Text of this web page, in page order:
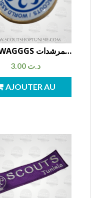
Pins WAGGGS شعار المنظمة العالمية للمرشدات
3.00 د.ت
AJOUTER AU